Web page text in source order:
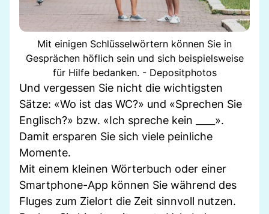
Mit einigen Schlüsselwörtern können Sie in
Gesprächen höflich sein und sich beispielsweise
für Hilfe bedanken. - Depositphotos
Und vergessen Sie nicht die wichtigsten
Sätze: «Wo ist das WC?» und «Sprechen Sie
Englisch?» bzw. «Ich spreche kein ____».
Damit ersparen Sie sich viele peinliche
Momente.
Mit einem kleinen Wörterbuch oder einer
Smartphone-App können Sie während des
Fluges zum Zielort die Zeit sinnvoll nutzen.